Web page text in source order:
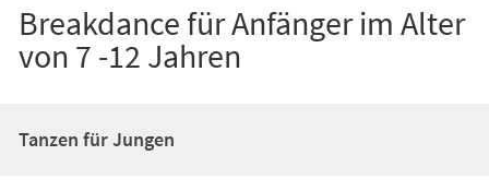
Breakdance für Anfänger im Alter
von 7 -12 Jahren
Tanzen für Jungen